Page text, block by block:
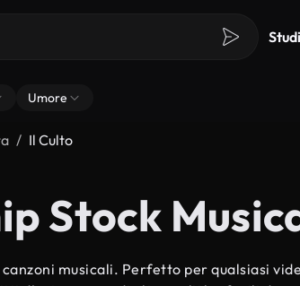
Umore
Il Culto
Stock
musicali. Perfetto per qualsiasi